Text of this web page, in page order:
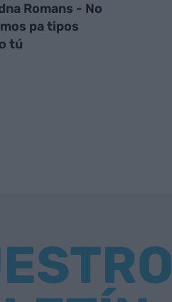
Romans - No
pa tipos
tú